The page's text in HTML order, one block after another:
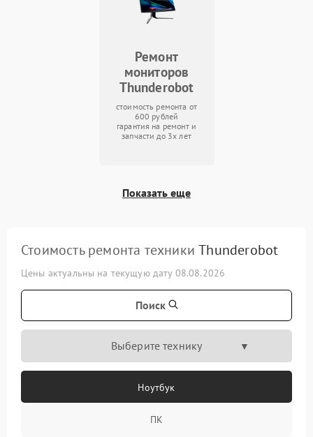
Ремонт
мониторов
Thunderobot
стоимость ремонта от
600 рублей
гарантия на ремонт и
запчасти до 3х лет
Показать еще
Стоимость ремонта техникиThunderobot
Цены актуальны на текущую дату 08.08.2026
Поиск
Выберите технику
Ноутбук
ПК